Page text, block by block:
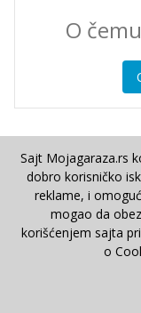
Pronađi
O nama
Pravila
Sajt Mojagaraza.rs
dobro korisničko
reklame, i
mogao da
korišćenjem sajta
o